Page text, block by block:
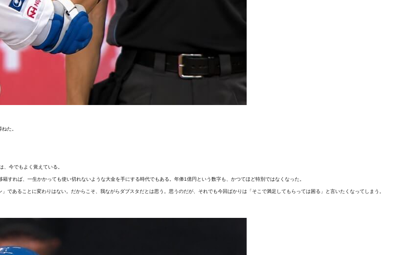
た。
今でもよく覚えている。
れば、一生かかっても使い切れないような大金を手にする時代でもある。年俸1億円という数字も、かつてほど特別ではなくなった。
あることに変わりはない。だからこそ、我ながらダブスタだとは思う。思うのだが、それでも今回ばかりは「そこで満足してもらっては困る」と言いたくなってしまう。